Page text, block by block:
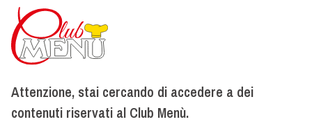
Attenzione, stai cercando di accedere a dei
contenuti riservati al Club Menù.